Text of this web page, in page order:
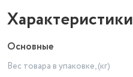
Характеристики
Основные
Вес товара в упаковке, (кг)